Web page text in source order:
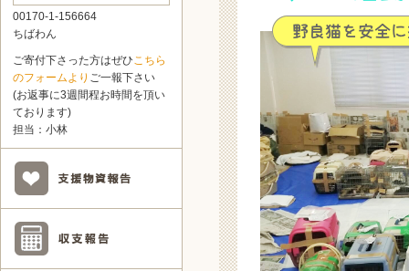
00170-1-156664
ちばわん
ご寄付下さった方はぜひこちら
のフォームより ご一報下さい
(お返事に3週間程お時間を頂い
ております)
担当：小林